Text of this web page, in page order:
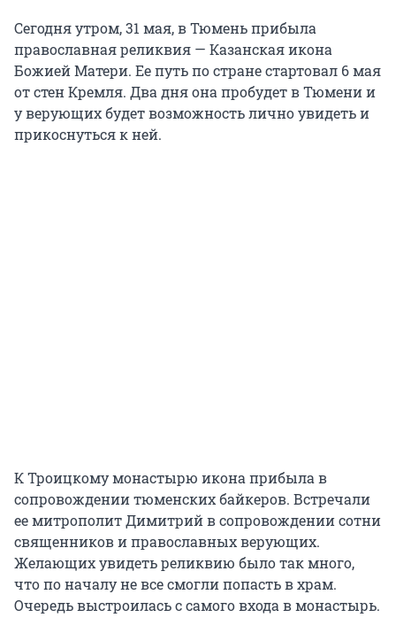
Сегодня утром, 31 мая, в Тюмень прибыла
православная реликвия — Казанская икона
Божией Матери. Ее путь по стране стартовал 6 мая
от стен Кремля. Два дня она пробудет в Тюмени и
у верующих будет возможность лично увидеть и
прикоснуться к ней.
К Троицкому монастырю икона прибыла в
сопровождении тюменских байкеров. Встречали
ее митрополит Димитрий в сопровождении сотни
священников и православных верующих.
Желающих увидеть реликвию было так много,
что по началу не все смогли попасть в храм.
Очередь выстроилась с самого входа в монастырь.